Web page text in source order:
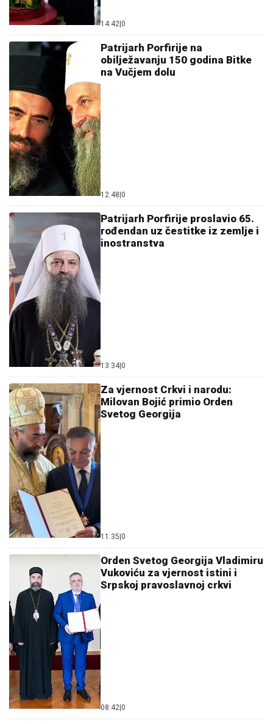
14:42 0
Patrijarh Porfirije na
obilježavanju 150 godina Bitke
na Vučjem dolu
12:48 0
Patrijarh Porfirije proslavio 65.
rođendan uz čestitke iz zemlje i
inostranstva
13:34 0
Za vjernost Crkvi i narodu:
Milovan Bojić primio Orden
Svetog Georgija
11:35 0
Orden Svetog Georgija Vladimiru
Vukoviću za vjernost istini i
Srpskoj pravoslavnoj crkvi
08:42 0